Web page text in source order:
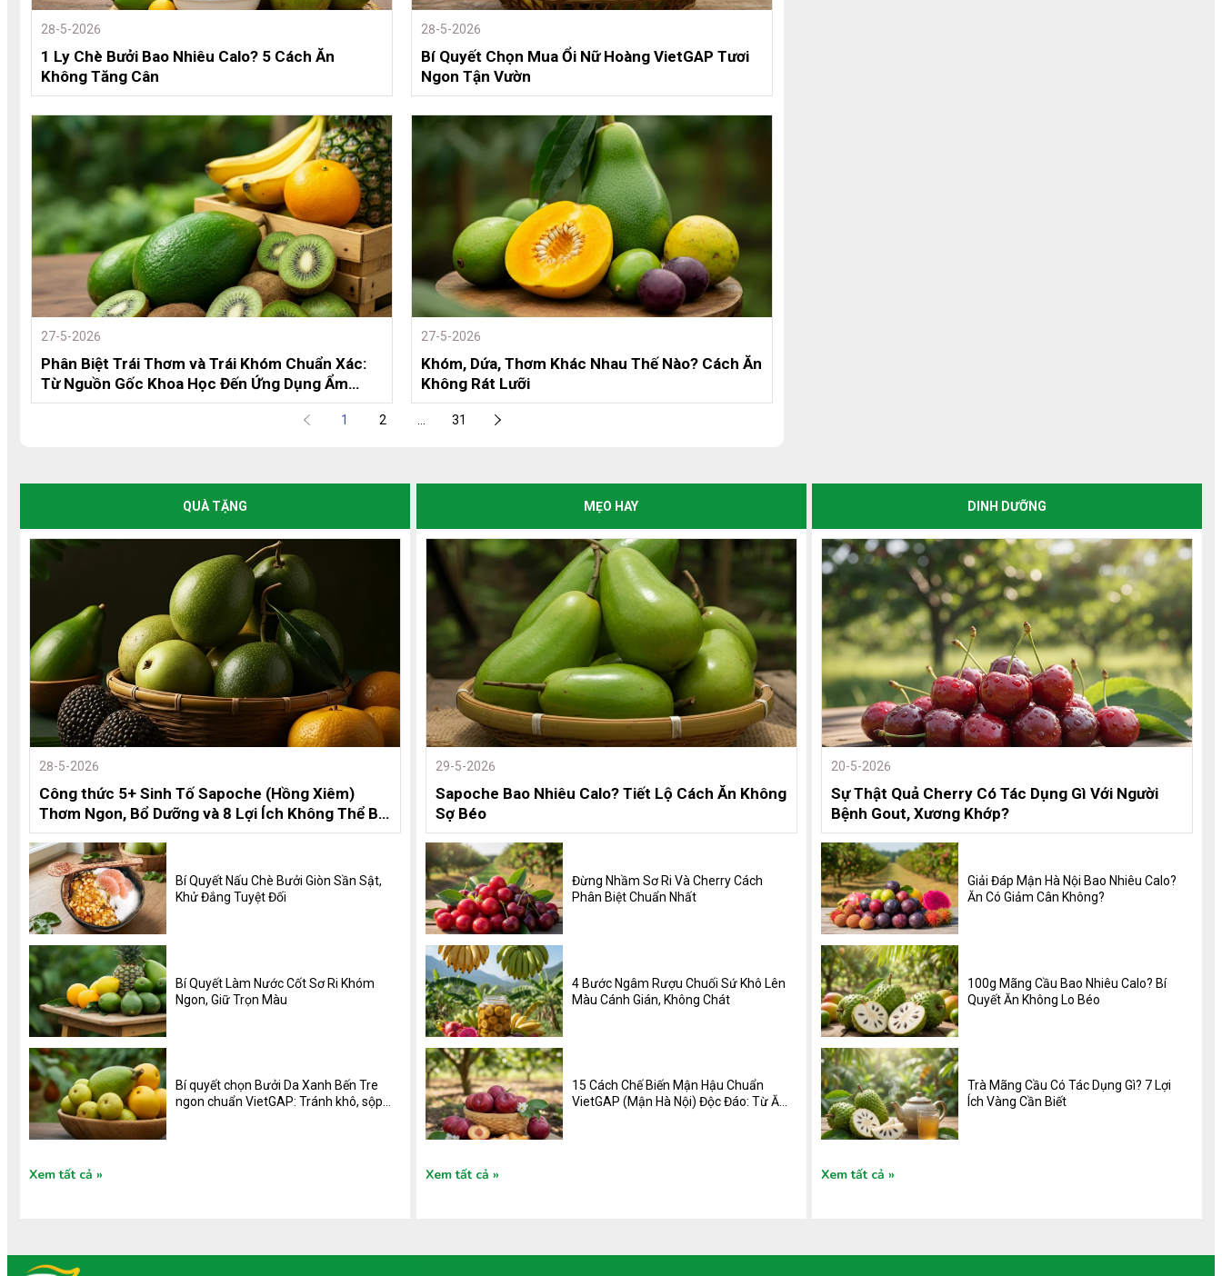
28-5-2026
1 Ly Chè Bưởi Bao Nhiêu Calo? 5 Cách Ăn
Không Tăng Cân
28-5-2026
Bí Quyết Chọn Mua Ổi Nữ Hoàng VietGAP Tươi
Ngon Tận Vườn
27-5-2026
Phân Biệt Trái Thơm và Trái Khóm Chuẩn Xác:
Từ Nguồn Gốc Khoa Học Đến Ứng Dụng Ẩm
Thực
27-5-2026
Khóm, Dứa, Thơm Khác Nhau Thế Nào? Cách Ăn
Không Rát Lưỡi
1 2 ... 31
QUÀ TẶNG
28-5-2026
Công thức 5+ Sinh Tố Sapoche (Hồng Xiêm)
Thơm Ngon, Bổ Dưỡng và 8 Lợi Ích Không Thể Bỏ
Qua
Bí Quyết Nấu Chè Bưởi Giòn Sần Sật,
Khử Đắng Tuyệt Đối
Bí Quyết Làm Nước Cốt Sơ Ri Khóm
Ngon, Giữ Trọn Màu
Bí quyết chọn Bưởi Da Xanh Bến Tre
ngon chuẩn VietGAP: Tránh khô, sộp,
Xem tất cả
MẸO HAY
29-5-2026
Sapoche Bao Nhiêu Calo? Tiết Lộ Cách Ăn Không
Sợ Béo
Đừng Nhầm Sơ Ri Và Cherry Cách
Phân Biệt Chuẩn Nhất
4 Bước Ngâm Rượu Chuối Sứ Khô Lên
Màu Cánh Gián, Không Chát
15 Cách Chế Biến Mận Hậu Chuẩn
VietGAP (Mận Hà Nội) Độc Đáo: Từ Ăn
Xem tất cả
DINH DƯỠNG
20-5-2026
Sự Thật Quả Cherry Có Tác Dụng Gì Với Người
Bệnh Gout, Xương Khớp?
Giải Đáp Mận Hà Nội Bao Nhiêu Calo?
Ăn Có Giảm Cân Không?
100g Mãng Cầu Bao Nhiêu Calo? Bí
Quyết Ăn Không Lo Béo
Trà Mãng Cầu Có Tác Dụng Gì? 7 Lợi
Ích Vàng Cần Biết
Xem tất cả